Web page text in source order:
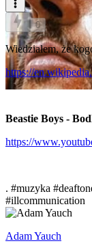
0
Wiedziałem, że
https://
Beastie Boys -
https://
. #muzyka
#illcommunication
Adam Yauch